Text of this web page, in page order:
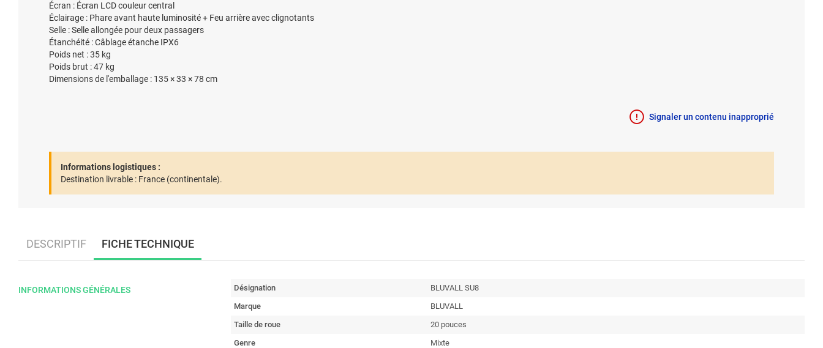
Écran : Écran LCD couleur central
Éclairage : Phare avant haute luminosité + Feu arrière avec clignotants
Selle : Selle allongée pour deux passagers
Étanchéité : Câblage étanche IPX6
Poids net : 35 kg
Poids brut : 47 kg
Dimensions de l'emballage : 135 × 33 × 78 cm
Signaler un contenu inapproprié
Informations logistiques :
Destination livrable : France (continentale).
DESCRIPTIF FICHE TECHNIQUE
INFORMATIONS GÉNÉRALES Désignation
BLUVALL SU8
Marque
BLUVALL
Taille de roue
20 pouces
Genre
Mixte